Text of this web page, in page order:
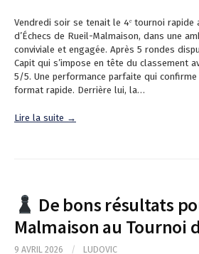
Vendredi soir se tenait le 4ᵉ tournoi rapide
d’Échecs de Rueil-Malmaison, dans une
conviviale et engagée. Après 5 rondes
Capit qui s’impose en tête du classement
5/5. Une performance parfaite qui
format rapide. Derrière lui, la…
Lire la suite →
De bons résultats
Malmaison au Tournoi
9 AVRIL 2026 / LUDOVIC